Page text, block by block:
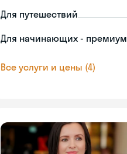
Для путешествий
Для начинающих - премиум
Все услуги и цены (4)